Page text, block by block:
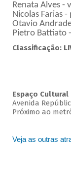
Renata Alves -
Nicolas Farias -
Otavio
Pietro Battiato
Classificação:
Espaço Cultural
Avenida
Próximo ao
Veja as outras